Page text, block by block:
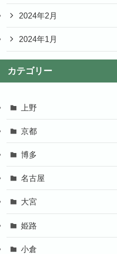
2024年2月
2024年1月
カテゴリー
上野
京都
博多
名古屋
大宮
姫路
小倉